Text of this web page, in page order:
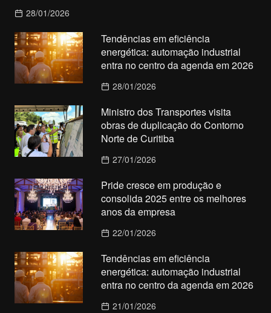
28/01/2026
Tendências em eficiência
energética: automação industrial
entra no centro da agenda em 2026
28/01/2026
Ministro dos Transportes visita
obras de duplicação do Contorno
Norte de Curitiba
27/01/2026
Pride cresce em produção e
consolida 2025 entre os melhores
anos da empresa
22/01/2026
Tendências em eficiência
energética: automação industrial
entra no centro da agenda em 2026
21/01/2026